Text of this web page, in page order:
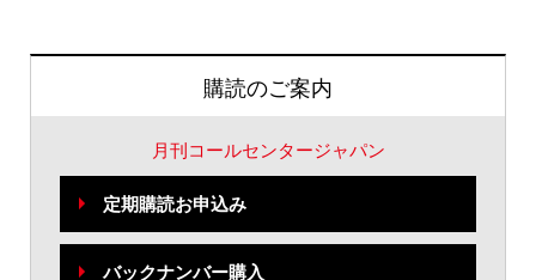
購読のご案内
月刊コールセンタージャパン
定期購読お申込み
バックナンバー購入